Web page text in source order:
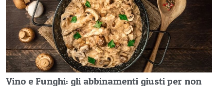
Vino e Funghi: gli abbinamenti giusti per non